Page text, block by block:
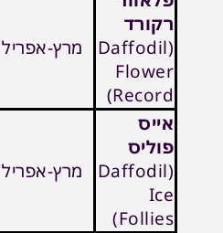
רקורד
(Daffodil
Flower
Record)
מרץ-אפריל
אייס
פוליס
(Daffodil
Ice
Follies)
מרץ-אפריל